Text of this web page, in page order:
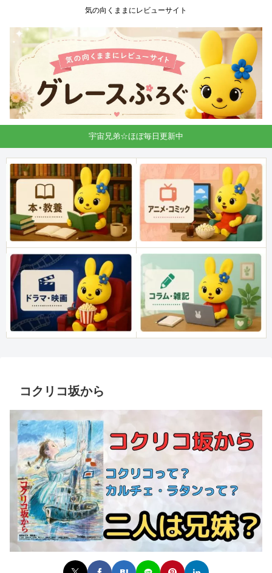
気の向くままにレビューサイト
宇宙兄弟☆ほぼ毎日更新中
コクリコ坂から